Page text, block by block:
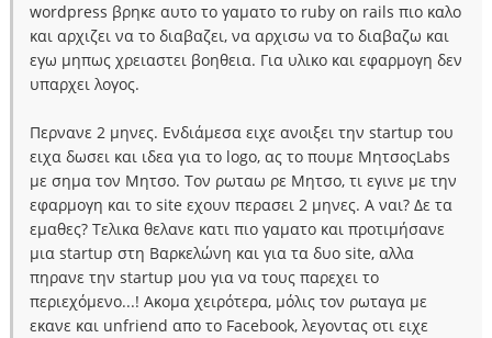
wordpress βρηκε αυτο το γαματο το ruby on rails πιο καλο
και αρχιζει να το διαβαζει, να αρχισω να το διαβαζω και
εγω μηπως χρειαστει βοηθεια. Για υλικο και εφαρμογη δεν
υπαρχει λογος.
Περνανε 2 μηνες. Ενδιάμεσα ειχε ανοιξει την startup του
ειχα δωσει και ιδεα για το logo, ας το πουμε ΜητσοςLabs
με σημα τον Μητσο. Τον ρωταω ρε Μητσο, τι εγινε με την
εφαρμογη και το site εχουν περασει 2 μηνες. Α ναι? Δε τα
εμαθες? Τελικα θελανε κατι πιο γαματο και προτιμήσανε
μια startup στη Βαρκελώνη και για τα δυο site, αλλα
πηρανε την startup μου για να τους παρεχει το
περιεχόμενο...! Ακομα χειρότερα, μόλις τον ρωταγα με
εκανε και unfriend απο το Facebook, λεγοντας οτι ειχε